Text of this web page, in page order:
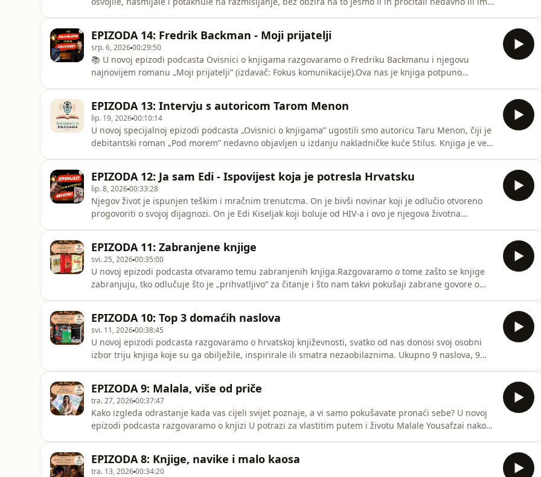
naveli u opisu.
EPIZODA 14: Fredrik Backman - Moji prijatelji
srp. 6, 202600:29:50
📚 U novoj epizodi podcasta Ovisnici o knjigama razgovaramo o Fredriku Backmanu i njegovu
najnovijem romanu „Moji prijatelji” (izdavač: Fokus komunikacije).Ova nas je knjiga potpuno
komunikacijama
EPIZODA 13: Intervju s autoricom Tarom Menon
lip. 19, 202600:10:14
U novoj specijalnoj epizodi podcasta „Ovisnici o knjigama” ugostili smo autoricu Taru Menon, čiji je
debitantski roman „Pod morem” nedavno objavljen u izdanju nakladničke kuće Stilus. Knjiga je već
i sve ono
EPIZODA 12: Ja sam Edi - Ispovijest koja je potresla Hrvatsku
lip. 8, 202600:33:28
Njegov život je ispunjen teškim i mračnim trenutcma. On je bivši novinar koji je odlučio otvoreno
progovoriti o svojoj dijagnozi. On je Edi Kiseljak koji boluje od HIV-a i ovo je njegova životna
Slušajte nas na :Youtubeu https://youtube.com/@O
EPIZODA 11: Zabranjene knjige
svi. 25, 202600:35:00
U novoj epizodi podcasta otvaramo temu zabranjenih knjiga.Razgovaramo o tome zašto se knjige
zabranjuju, tko odlučuje što je „prihvatljivo“ za čitanje i što nam takvi pokušaji zabrane govore o
Beecher Stowe, Či
EPIZODA 10: Top 3 domaćih naslova
svi. 11, 202600:38:45
U novoj epizodi podcasta razgovaramo o hrvatskoj književnosti, svatko od nas donosi svoj osobni
izbor triju knjiga koje su ga obilježile, inspirirale ili smatra nezaobilaznima. Ukupno 9 naslova, 9
Crv
EPIZODA 9: Malala, više od priče
tra. 27, 202600:37:47
Kako izgleda odrastanje kada vas cijeli svijet poznaje, a vi samo pokušavate pronaći sebe? U novoj
epizodi podcasta razgovaramo o knjizi U potrazi za vlastitim putem i životu Malale Yousafzai nakon
03.05
EPIZODA 8: Knjige, navike i malo kaosa
tra. 13, 202600:34:20